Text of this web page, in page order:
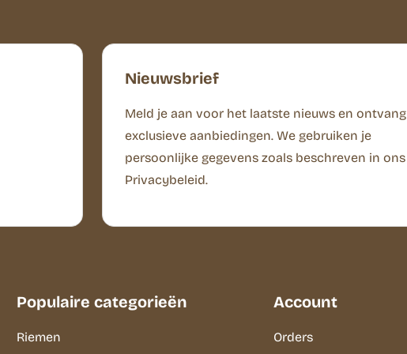
Nieuwsbrief
Meld je aan voor het laatste nieuws en ontvang
exclusieve aanbiedingen. We gebruiken je
persoonlijke gegevens zoals beschreven in ons
Privacybeleid.
Populaire categorieën
Riemen
Account
Orders